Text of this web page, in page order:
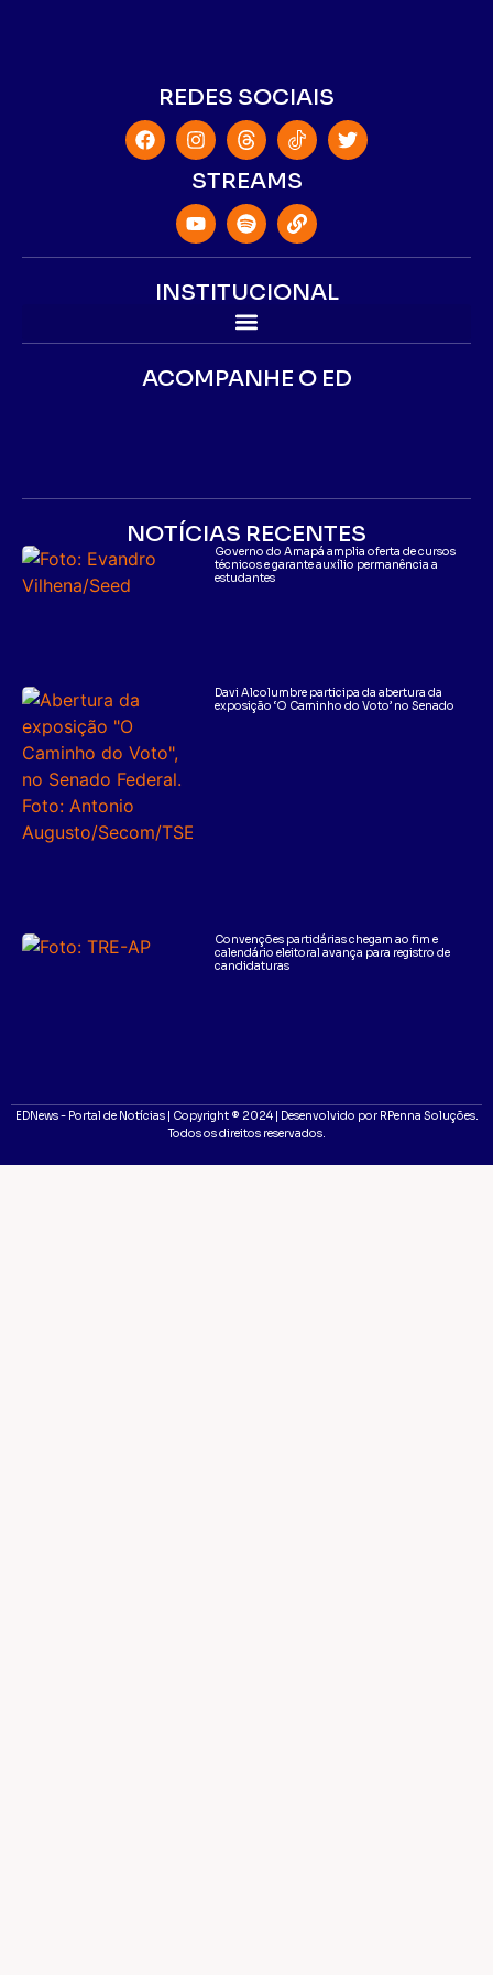
REDES SOCIAIS
STREAMS
INSTITUCIONAL
ACOMPANHE O ED
NOTÍCIAS RECENTES
Governo do Amapá amplia oferta de cursos
técnicos e garante auxílio permanência a
estudantes
Davi Alcolumbre participa da abertura da
exposição ‘O Caminho do Voto’ no Senado
Convenções partidárias chegam ao fim e
calendário eleitoral avança para registro de
candidaturas
EDNews - Portal de Notícias | Copyright ® 2024 | Desenvolvido por RPenna Soluções.
Todos os direitos reservados.